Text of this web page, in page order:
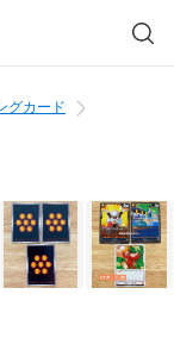
グカード